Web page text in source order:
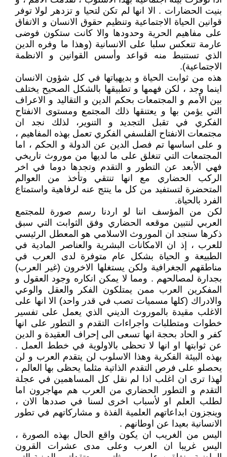
بنيت الحضارات . الا انها لم تكن لتحيا و تزدهر لولا توفر
قوانين الحياة الاجتماعية وتنظيم حقوق الانسان و الاتفاق
على مفاهيم الحرية وحدودها والا كانت ستكون فوضى
عارمة تنعكس سلبا على الانسانية (وهذا ما وفره الدين
الذي تستنبط منه قواعد وأسس القوانين و الانظمة
الاجتماعية).
هذه من ثوابت الحياة و بديهياتها في كل شؤون الانسان
اينما وجد ، لكن فهمها و تطبيقها بالشكل الصحيح يختلف
بين الأمم و المجتمعات بحكم الدين و التقاليد و الاعراف
التي يؤمن بها و يعتنقها ذلك المجتمع ومستوى الانفتاح
الفكري في تقبل التجديد و التنوير، لذلك نجد ان
مجتمعات الانفتاح الفلسفي الفكري تعمل بهذه المفاهيم ،
و على اساسها تم فصل الدين عن الدولة و الحكم ، اما
المجتمعات التي تنغلق على ما لديها من موروث تاريخي
فهي الأبعد عن التطور و التقدم وتجدها دوما في اخر
الركب الحضاري مع انها تنتقي وتأخذ من العوالم
المتحضرة لتستفيد من كل ما ينتج عنه لرفاهية واستمتاع
الفرد بالحياة.
لكن من المؤسف اننا لو اردنا رسم صورة للمجتمع
العربي لنتبين موقعه الحضاري وفق الثوابت التي سبق
ذكرها سنجد ان الموروث الاسلامي هو المعطل الرئيسي
للعرب ، إذ ان الامكانات البشرية والعناصر المادية في
الطبيعة و الحياة بشكل عام متوفرة لدى العرب في
مناطقهم الجغرافية ولكن يستغلها الاخرون (غير العرب)
بجدارة لمصالحهم . ومما لا يمكن انكاره وجود العقول و
المفكرين العرب ممن يمتلكون الفكر والعقل والوعي
والادراك (كلها مسميات تصب في قدر واحد) الا انها على
الاغلب مقيدة بالموروث الديني الذي يعمل على تفسير
خطوات ومتطلبات واجراءات التقدم و التطور على انها
كفر و الحاد بحجة انها تسعى الى إحراف العقيدة و الدين
عن ثوابتها او انها لا تحظى بالاولوية في خطط العمل .
بهذه البيئة الفكرية وهذا الاسلوب لن يتقدم العرب و لن
يحصلو على فرص التقدم الذاتية مثلما يحظى بها العالم ،
لهذا ترى ان اغلب اذا لم نقل كل المساهمين في عجلة
التقدم و التطور الحضاري من العرب هم مهاجرون اما
لطلب العلم او لأسباب اخرى لسنا في صددها الان ،
وينجزون ابداعاتهم العلمية الفذة و مشاركاتهم في تطور
الانسانية بعيدا عن اوطانهم .
اليس من الغريب ان يكون واقع الحال بهذه الصورة ،
اليس غريبا ان العرب وعلى مدى عشرات القرون